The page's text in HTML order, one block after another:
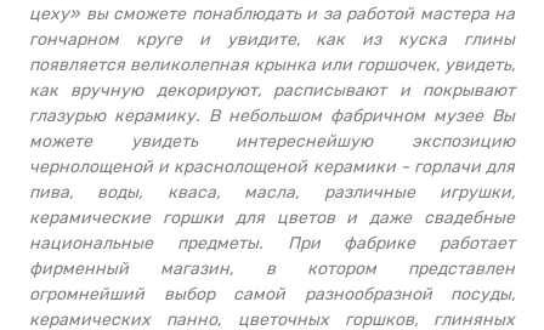
цеху» вы сможете понаблюдать и за работой мастера на
гончарном круге и увидите, как из куска глины
появляется великолепная крынка или горшочек, увидеть,
как вручную декорируют, расписывают и покрывают
глазурью керамику. В небольшом фабричном музее Вы
можете увидеть интереснейшую экспозицию
чернолощеной и краснолощеной керамики - горлачи для
пива, воды, кваса, масла, различные игрушки,
керамические горшки для цветов и даже свадебные
национальные предметы. При фабрике работает
фирменный магазин, в котором представлен
огромнейший выбор самой разнообразной посуды,
керамических панно, цветочных горшков, глиняных